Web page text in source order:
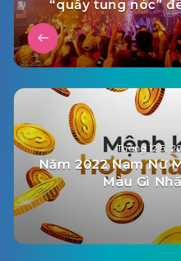
“quẩy tung nóc”
Tháng 12 5,
Năm 2022 Nam Nữ
Màu Gì